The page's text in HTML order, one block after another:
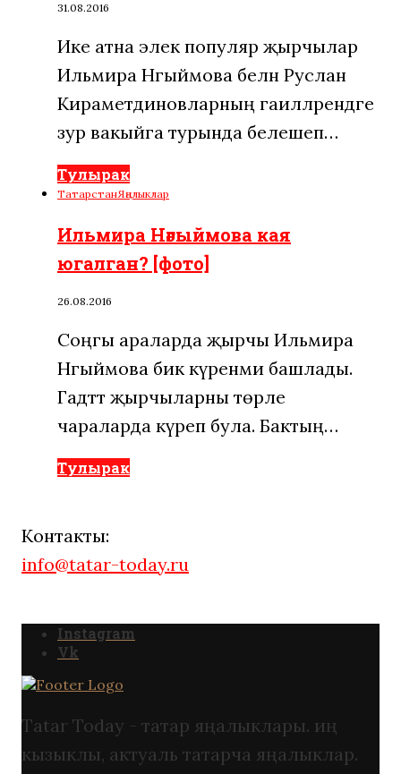
31.08.2016
Ике атна элек популяр җырчылар
Ильмира Нәгыймова белән Руслан
Кираметдиновларның гаиләләрендәге
зур вакыйга турында белешеп…
Тулырак
ТатарстанЯңалыклар
Ильмира Нәгыймова кая
югалган? [фото]
26.08.2016
Соңгы араларда җырчы Ильмира
Нәгыймова бик күренми башлады.
Гадәттә җырчыларны төрле
чараларда күреп була. Бактың…
Тулырак
Контакты:
info@tatar-today.ru
Instagram
Vk
Tatar Today - татар яңалыклары. иң
кызыклы, актуаль татарча яңалыклар.